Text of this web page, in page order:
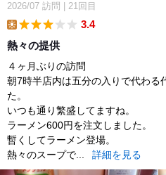
2026/07 訪問 21回目
3.4
熱々の提供
４ヶ月ぶりの訪問
朝7時半店内は五分の入りで代わる
た。
いつも通り繁盛してますね。
ラーメン600円を注文しました。
暫くしてラーメン登場。
熱々のスープで...
詳細を見る